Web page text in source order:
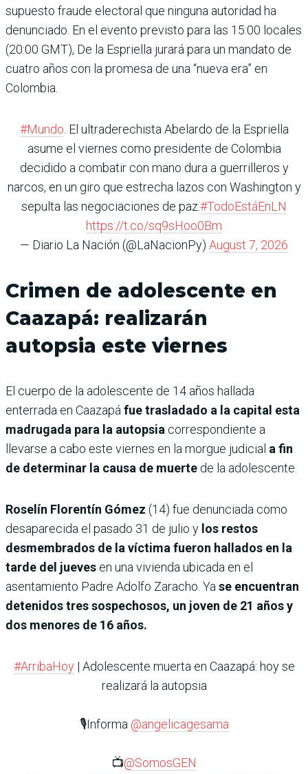
supuesto fraude electoral que ninguna autoridad ha
denunciado. En el evento previsto para las 15:00 locales
(20:00 GMT), De la Espriella jurará para un mandato de
cuatro años con la promesa de una “nueva era” en
Colombia.
#Mundo . El ultraderechista Abelardo de la Espriella
asume el viernes como presidente de Colombia
decidido a combatir con mano dura a guerrilleros y
narcos, en un giro que estrecha lazos con Washington y
sepulta las negociaciones de paz.#TodoEstáEnLN
https://t.co/sq9sHoo0Bm
— Diario La Nación (@LaNacionPy) August 7, 2026
Crimen de adolescente en
Caazapá: realizarán
autopsia este viernes
El cuerpo de la adolescente de 14 años hallada
enterrada en Caazapá fue trasladado a la capital esta
madrugada para la autopsia correspondiente a
llevarse a cabo este viernes en la morgue judicial a fin
de determinar la causa de muerte de la adolescente.
Roselín Florentín Gómez (14) fue denunciada como
desaparecida el pasado 31 de julio y los restos
desmembrados de la víctima fueron hallados en la
tarde del jueves en una vivienda ubicada en el
asentamiento Padre Adolfo Zaracho. Ya se encuentran
detenidos tres sospechosos, un joven de 21 años y
dos menores de 16 años.
#ArribaHoy| Adolescente muerta en Caazapá: hoy se
realizará la autopsia
🎙️Informa @angelicagesama
📺@SomosGEN